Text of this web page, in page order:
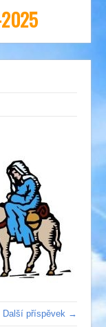
Další příspěvek →